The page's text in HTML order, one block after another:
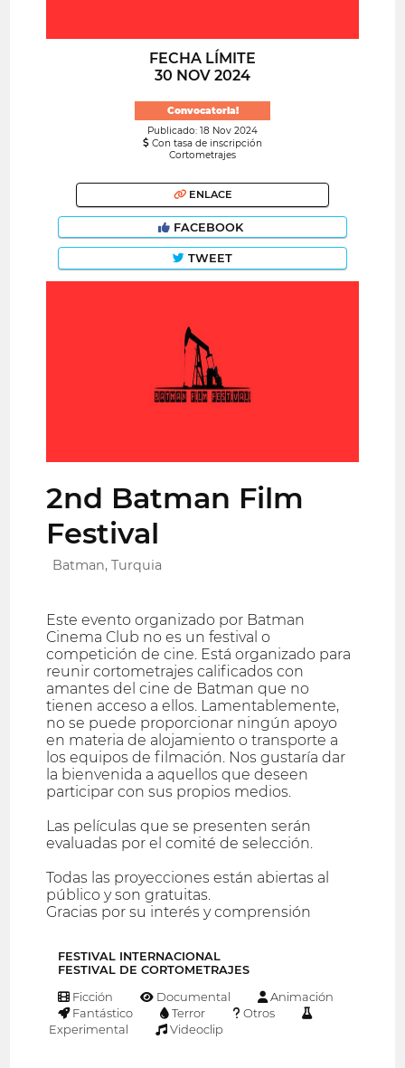
FECHA LÍMITE
30 NOV 2024
Convocatoria!
Publicado: 18 Nov 2024
Con tasa de inscripción
Cortometrajes
ENLACE
FACEBOOK
TWEET
2nd Batman Film
Festival
Batman, Turquia
Este evento organizado por Batman
Cinema Club no es un festival o
competición de cine. Está organizado para
reunir cortometrajes calificados con
amantes del cine de Batman que no
tienen acceso a ellos. Lamentablemente,
no se puede proporcionar ningún apoyo
en materia de alojamiento o transporte a
los equipos de filmación. Nos gustaría dar
la bienvenida a aquellos que deseen
participar con sus propios medios.
Las películas que se presenten serán
evaluadas por el comité de selección.
Todas las proyecciones están abiertas al
público y son gratuitas.
Gracias por su interés y comprensión
FESTIVAL INTERNACIONAL
FESTIVAL DE CORTOMETRAJES
Ficción Documental
Animación
Fantástico
Terror
Otros
Experimental
Videoclip